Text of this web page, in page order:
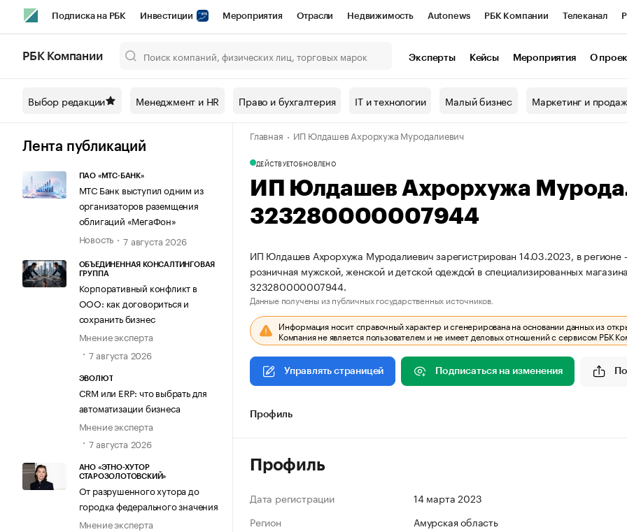
Подписка на РБК Инвестиции Мероприятия Отрасли Недвижимость Autonews РБК Компании Телеканал
Спецпроекты СПб Конференции СПб Спецпроекты Проверка контрагентов
Технологии и медиа Рынок наличной валюты
РБК Компании Эксперты Кейсы Мероприятия О
Выбор редакции Менеджмент и HR Право и бухгалтерия IT и технологии Малый бизнес Маркетинг и
Лента публикаций
ПАО «МТС-БАНК»
МТС Банк выступил одним из
организаторов раземщения
облигаций «МегаФон»
Новость
7 августа 2026
ОБЪЕДИНЕННАЯ КОНСАЛТИНГОВАЯ
ГРУППА
Корпоративный конфликт в
ООО: как договориться и
сохранить бизнес
Мнение эксперта
7 августа 2026
ЭВОЛЮТ
CRM или ERP: что выбрать для
автоматизации бизнеса
Мнение эксперта
7 августа 2026
АНО «ЭТНО-ХУТОР
СТАРОЗОЛОТОВСКИЙ»
От разрушенного хутора до
городка федерального значения
Мнение эксперта
Главная ИП Юлдашев Ахрорхужа Муродалиевич
ДЕЙСТВУЕТОБНОВЛЕНО
ИП Юлдашев Ахрорхужа
323280000007944
ИП Юлдашев Ахрорхужа Муродалиевич зарегистрирован 14.03.2023, в регионе
розничная мужской, женской и детской одеждой в специализированных
323280000007944.
Данные получены из публичных государственных источников.
Информация носит справочный характер и сгенерирована на основании данных из
Компания не является пользователем и не имеет деловых отношений с сервисом РБК
Управлять страницей Подписаться на изменения
Профиль
Профиль
Дата регистрации
14 марта 2023
Регион
Амурская область